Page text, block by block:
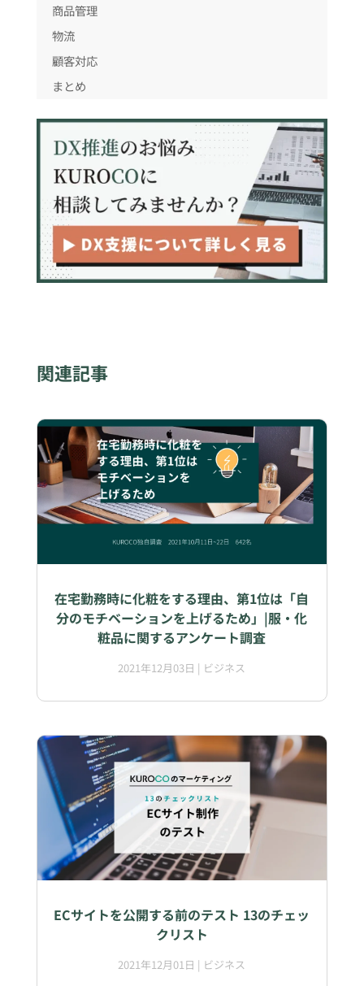
商品管理
物流
顧客対応
まとめ
関連記事
在宅勤務時に化粧をする理由、第1位は「自
分のモチベーションを上げるため」|服・化
粧品に関するアンケート調査
2021年12月03日 | ビジネス
ECサイトを公開する前のテスト 13のチェッ
クリスト
2021年12月01日 | ビジネス